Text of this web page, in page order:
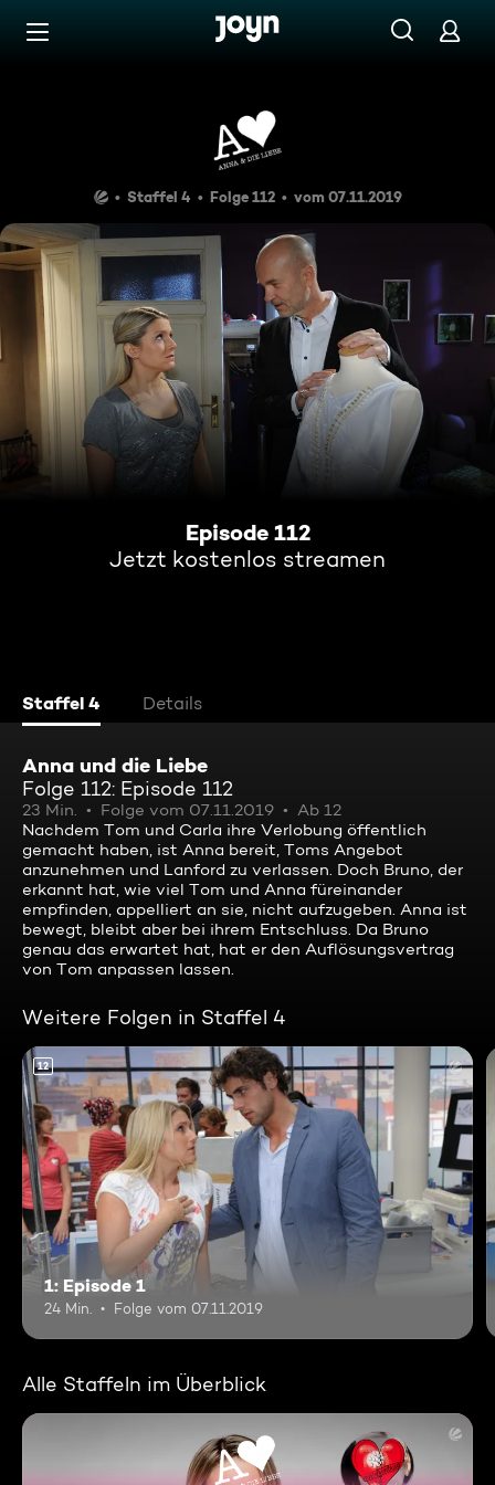
Zum Inhalt springen
Episode 112
Staffel 4 Folge 112 vom 07.11.2019
Episode 112
Jetzt kostenlos streamen
Staffel 4 Details
Anna und die Liebe
Folge 112: Episode 112
23 Min. Folge vom 07.11.2019
Ab 12
Nachdem Tom und Carla ihre Verlobung öffentlich
gemacht haben, ist Anna bereit, Toms Angebot
anzunehmen und Lanford zu verlassen. Doch Bruno, der
erkannt hat, wie viel Tom und Anna füreinander
empfinden, appelliert an sie, nicht aufzugeben. Anna ist
bewegt, bleibt aber bei ihrem Entschluss. Da Bruno
genau das erwartet hat, hat er den Auflösungsvertrag
von Tom anpassen lassen.
Weitere Folgen in Staffel 4
12
1: Episode 1
24 Min. Folge vom 07.11.2019
Alle Staffeln im Überblick